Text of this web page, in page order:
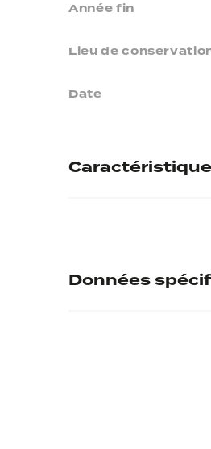
Année fin
Lieu de
Date
Données